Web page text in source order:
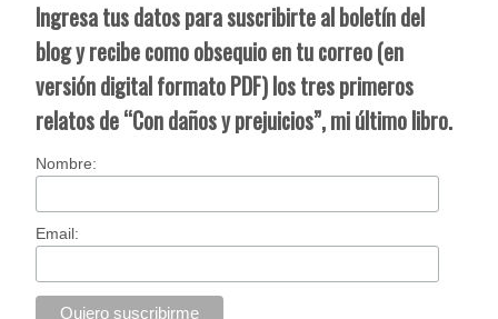
Ingresa tus datos para suscribirte al boletín del
blog y recibe como obsequio en tu correo (en
versión digital formato PDF) los tres primeros
relatos de “Con daños y prejuicios”, mi último libro.
Nombre:
Email: